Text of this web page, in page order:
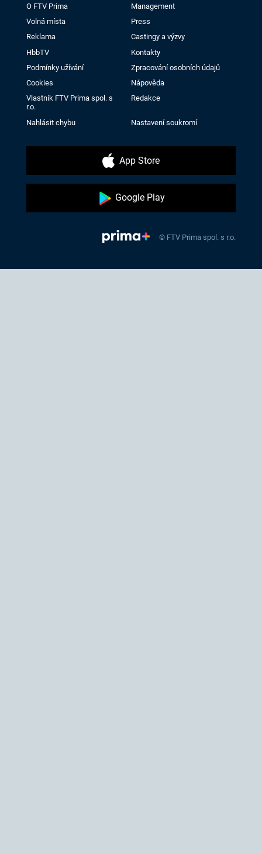
O FTV Prima
Management
Volná místa
Press
Reklama
Castingy a výzvy
HbbTV
Kontakty
Podmínky užívání
Zpracování osobních údajů
Cookies
Nápověda
Vlastník FTV Prima spol. s
r.o.
Redakce
Nahlásit chybu Nastavení soukromí
App Store
Google Play
© FTV Prima spol. s r.o.